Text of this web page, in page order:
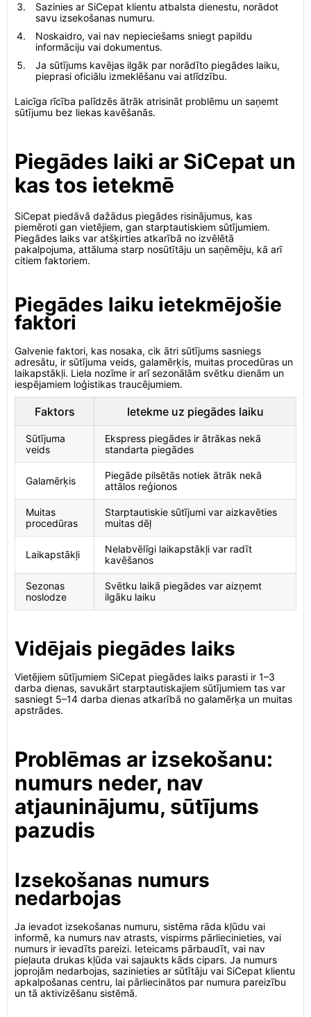
Sazinies ar SiCepat klientu atbalsta dienestu, norādot
savu izsekošanas numuru.
Noskaidro, vai nav nepieciešams sniegt papildu
informāciju vai dokumentus.
Ja sūtījums kavējas ilgāk par norādīto piegādes laiku,
pieprasi oficiālu izmeklēšanu vai atlīdzību.
Laicīga rīcība palīdzēs ātrāk atrisināt problēmu un saņemt
sūtījumu bez liekas kavēšanās.
Piegādes laiki ar SiCepat un
kas tos ietekmē
SiCepat piedāvā dažādus piegādes risinājumus, kas
piemēroti gan vietējiem, gan starptautiskiem sūtījumiem.
Piegādes laiks var atšķirties atkarībā no izvēlētā
pakalpojuma, attāluma starp nosūtītāju un saņēmēju, kā arī
citiem faktoriem.
Piegādes laiku ietekmējošie
faktori
Galvenie faktori, kas nosaka, cik ātri sūtījums sasniegs
adresātu, ir sūtījuma veids, galamērķis, muitas procedūras un
laikapstākļi. Liela nozīme ir arī sezonālām svētku dienām un
iespējamiem loģistikas traucējumiem.
Faktors Ietekme uz piegādes laiku
Sūtījuma
veids
Ekspress piegādes ir ātrākas nekā
standarta piegādes
Galamērķis
Piegāde pilsētās notiek ātrāk nekā
attālos reģionos
Muitas
procedūras
Starptautiskie sūtījumi var aizkavēties
muitas dēļ
Laikapstākļi
Nelabvēlīgi laikapstākļi var radīt
kavēšanos
Sezonas
noslodze
Svētku laikā piegādes var aizņemt
ilgāku laiku
Vidējais piegādes laiks
Vietējiem sūtījumiem SiCepat piegādes laiks parasti ir 1–3
darba dienas, savukārt starptautiskajiem sūtījumiem tas var
sasniegt 5–14 darba dienas atkarībā no galamērķa un muitas
apstrādes.
Problēmas ar izsekošanu:
numurs neder, nav
atjauninājumu, sūtījums
pazudis
Izsekošanas numurs
nedarbojas
Ja ievadot izsekošanas numuru, sistēma rāda kļūdu vai
informē, ka numurs nav atrasts, vispirms pārliecinieties, vai
numurs ir ievadīts pareizi. Ieteicams pārbaudīt, vai nav
pieļauta drukas kļūda vai sajaukts kāds cipars. Ja numurs
joprojām nedarbojas, sazinieties ar sūtītāju vai SiCepat klientu
apkalpošanas centru, lai pārliecinātos par numura pareizību
un tā aktivizēšanu sistēmā.